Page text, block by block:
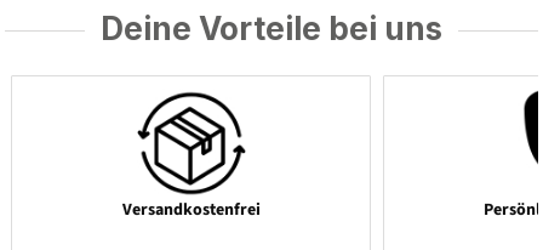
Deine Vorteile bei uns
Versandkostenfrei